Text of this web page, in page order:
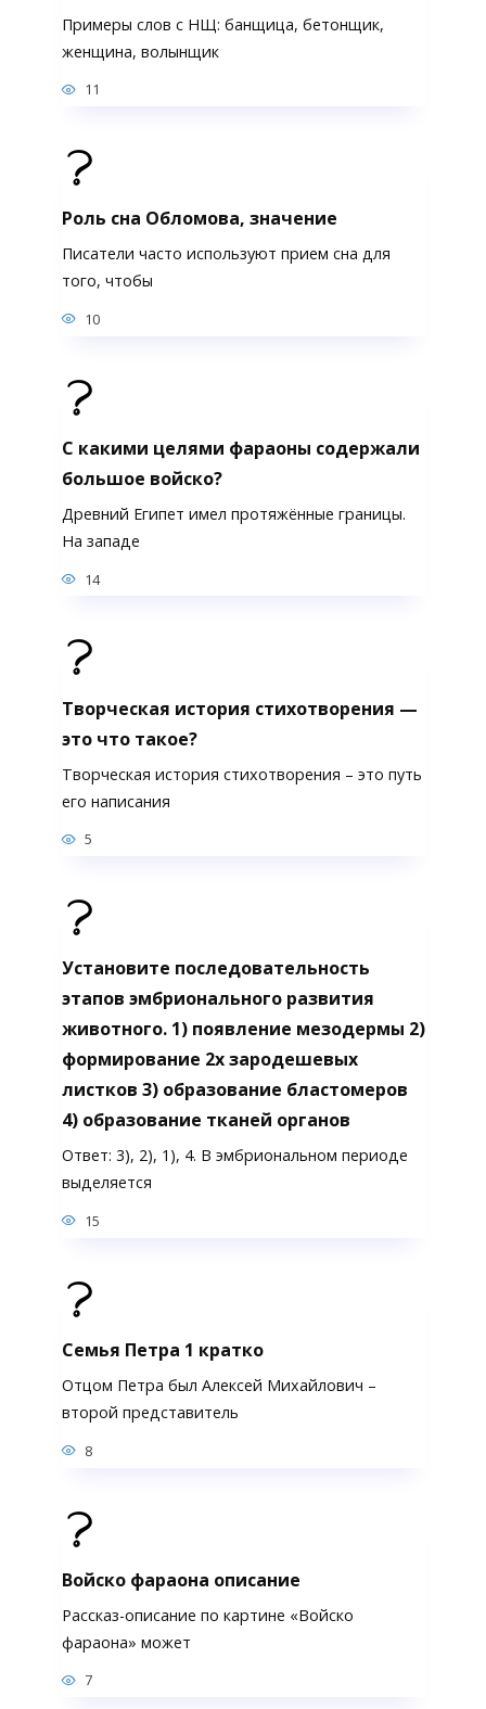
Примеры слов с НЩ: банщица, бетонщик,
женщина, волынщик
11
Роль сна Обломова, значение
Писатели часто используют прием сна для
того, чтобы
10
С какими целями фараоны содержали
большое войско?
Древний Египет имел протяжённые границы.
На западе
14
Творческая история стихотворения —
это что такое?
Творческая история стихотворения – это путь
его написания
5
Установите последовательность
этапов эмбрионального развития
животного. 1) появление мезодермы 2)
формирование 2х зародешевых
листков 3) образование бластомеров
4) образование тканей органов
Ответ: 3), 2), 1), 4. В эмбриональном периоде
выделяется
15
Семья Петра 1 кратко
Отцом Петра был Алексей Михайлович –
второй представитель
8
Войско фараона описание
Рассказ-описание по картине «Войско
фараона» может
7